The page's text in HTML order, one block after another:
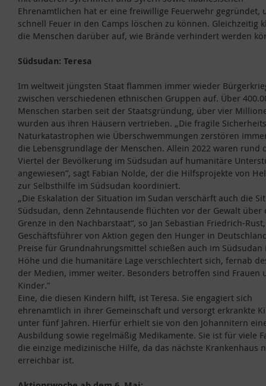
Ehrenamtlichen hat er eine freiwillige Feuerwehr gegründet,
schnell Feuer in den Camps löschen zu können. Gleichzeitig
die Menschen darüber auf, wie Brände verhindert werden
Südsudan: Teresa
Im weltweit jüngsten Staat flammen immer wieder
zwischen verschiedenen ethnischen Gruppen auf. Über
Menschen starben seit der Staatsgründung, über vier
wurden aus ihren Häusern vertrieben. „Die fragile
Naturkatastrophen wie Überschwemmungen zerstören
die Lebensgrundlage der Menschen. Allein 2022 waren rund
Viertel der Bevölkerung im Südsudan auf humanitäre
angewiesen”, sagt Fabian Nolde, der die Hilfsprojekte von
zur Selbsthilfe im Südsudan koordiniert.
„Die Eskalation der Situation im Sudan verschärft auch die
Südsudan, denn Zehntausende flüchten vor der Gewalt über
Grenze in den Nachbarstaat“, so Jan Sebastian Friedrich-Rust,
Geschäftsführer von Aktion gegen den Hunger in
Preise für Grundnahrungsmittel schießen auch im Südsudan
Höhe und die humanitäre Lage verschlechtert sich, fernab
der Medien, immer weiter. Besonders betroffen sind Frauen
Kinder.”
Eine, die diesen Kindern hilft, ist Teresa. Sie engagiert sich
ehrenamtlich in ihrer Gemeinschaft und versorgt erkrankte
unter fünf Jahren. Hierfür erhielt sie von den Johannitern
Ausbildung sowie regelmäßig Medikamente. Sie ist für viele
die einzige medizinische Hilfe, da das nächste Krankenhaus
erreichbar ist.